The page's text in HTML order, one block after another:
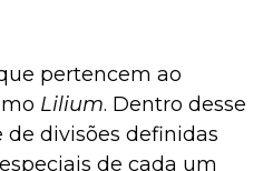
pertencem ao
Lilium. Dentro desse
divisões definidas
de cada um